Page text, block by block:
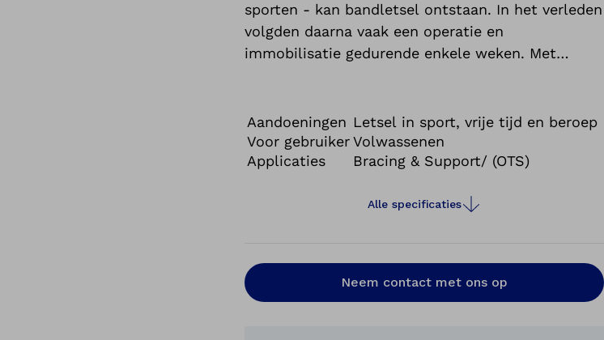
sporten - kan bandletsel ontstaan. In het verleden
volgden daarna vaak een operatie en
immobilisatie gedurende enkele weken. Met
meer noodzakelijk. Bovendien kan de voet weer
sneller worden belast en bewogen. Dankzij de
opbouw van de Malleo TriStep kan de orthese ook
aangepast. Na het acute letsel wordt het
Daarvoor is slechts één orthese nodig, die in een
handomdraai op de betreffende fase kan worden
Aandoeningen Letsel in sport, vrije tijd en beroep
Voor gebruiker Volwassenen
Applicaties
Bracing & Support/ (OTS)
Alle specificaties
Neem contact met ons op